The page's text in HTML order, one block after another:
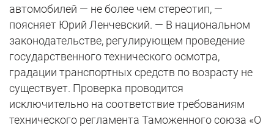
автомобилей — не более чем стереотип, —
поясняет Юрий Ленчевский. — В национальном
законодательстве, регулирующем проведение
государственного технического осмотра,
градации транспортных средств по возрасту не
существует. Проверка проводится
исключительно на соответствие требованиям
технического регламента Таможенного союза «О